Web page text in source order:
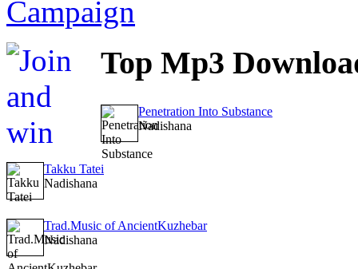
Campaign
Top Mp3
Penetration Into Substance
Nadishana
Takku Tatei
Nadishana
Trad.Music of AncientKuzhebar
Nadishana